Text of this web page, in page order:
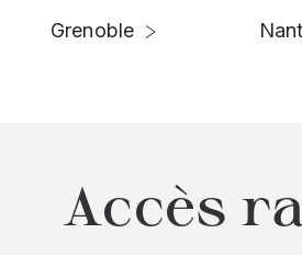
Grenoble
Accès